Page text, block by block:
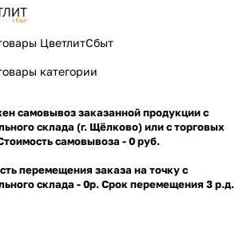
ЦветлитСбыт
категории
самовывоз заказанной продукции с
склада (г. Щёлково) или с торговых
самовывоза - 0 руб.
перемещения заказа на точку с
склада - 0р. Срок перемещения 3 р.д.